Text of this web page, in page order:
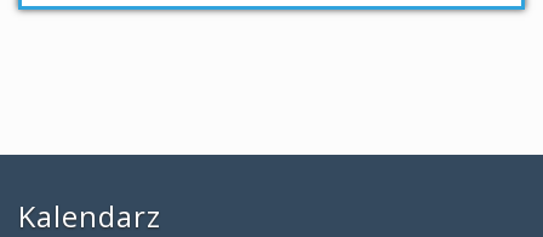
Kalendarz